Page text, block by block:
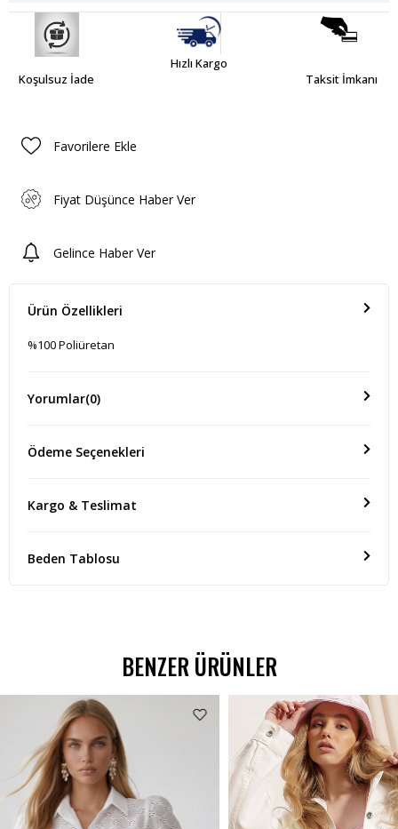
Koşulsuz İade
Hızlı Kargo
Taksit İmkanı
Favorilere Ekle
Fiyat Düşünce Haber Ver
Gelince Haber Ver
Ürün Özellikleri
%100 Poliüretan
Yorumlar(0)
Ödeme Seçenekleri
Kargo & Teslimat
Beden Tablosu
BENZER ÜRÜNLER
%62 İNDİRİM
₺299,00
₺538,99